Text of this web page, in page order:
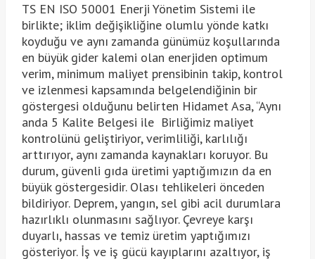
TS EN ISO 50001 Enerji Yönetim Sistemi ile
birlikte; iklim değişikliğine olumlu yönde katkı
koyduğu ve aynı zamanda günümüz koşullarında
en büyük gider kalemi olan enerjiden optimum
verim, minimum maliyet prensibinin takip, kontrol
ve izlenmesi kapsamında belgelendiğinin bir
göstergesi olduğunu belirten Hidamet Asa, “Aynı
anda 5 Kalite Belgesi ile Birliğimiz maliyet
kontrolünü geliştiriyor, verimliliği, karlılığı
arttırıyor, aynı zamanda kaynakları koruyor. Bu
durum, güvenli gıda üretimi yaptığımızın da en
büyük göstergesidir. Olası tehlikeleri önceden
bildiriyor. Deprem, yangın, sel gibi acil durumlara
hazırlıklı olunmasını sağlıyor. Çevreye karşı
duyarlı, hassas ve temiz üretim yaptığımızı
gösteriyor. İş ve iş gücü kayıplarını azaltıyor, iş